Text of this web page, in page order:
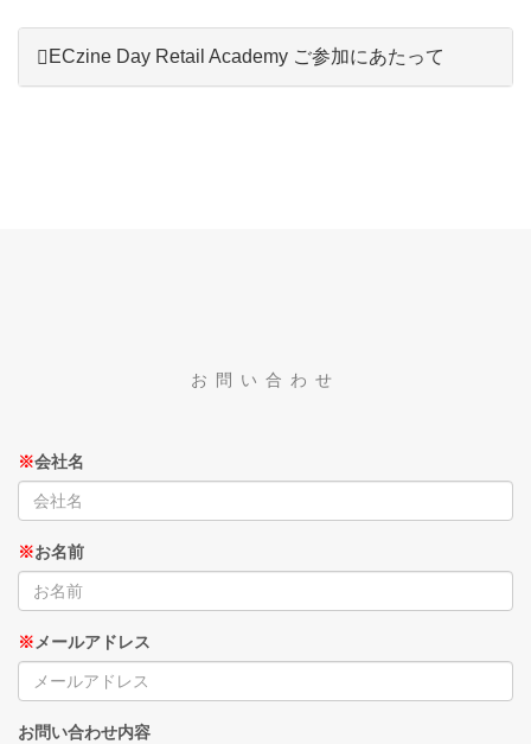
ECzine Day Retail Academy ご参加にあたって
お問い合わせ
※会社名
※お名前
※ メールアドレス
お問い合わせ内容